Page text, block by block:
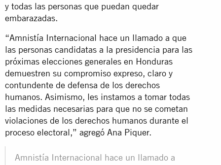
y todas las personas que puedan quedar
embarazadas.
“Amnistía Internacional hace un llamado a que
las personas candidatas a la presidencia para las
próximas elecciones generales en Honduras
demuestren su compromiso expreso, claro y
contundente de defensa de los derechos
humanos. Asimismo, les instamos a tomar todas
las medidas necesarias para que no se cometan
violaciones de los derechos humanos durante el
proceso electoral,” agregó Ana Piquer.
Amnistía Internacional hace un llamado a